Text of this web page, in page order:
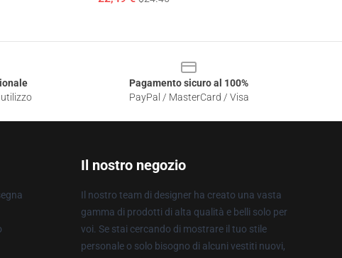
Pagamento sicuro al 100%
PayPal / MasterCard / Visa
Il nostro negozio
Il nostro team di designer ha creato una vasta
gamma di prodotti di alta qualità e belli solo per
voi. Se stai cercando di mostrare il tuo stile
personale o solo bisogno di alcuni vestiti nuovi,